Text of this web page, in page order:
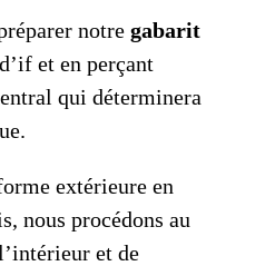
notre gabarit
et en perçant
qui déterminera
extérieure en
nous procédons au
et de